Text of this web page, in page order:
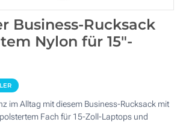
Business-Rucksack
Nylon für 15"-
im Alltag mit diesem Business-Rucksack mit
Fach für 15-Zoll-Laptops und